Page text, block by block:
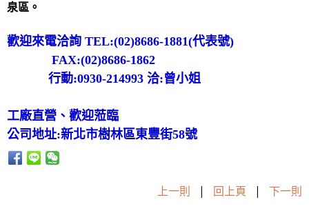
泉區。
歡迎來電洽詢 TEL:(02)8686-1881(代表號)
FAX:(02)8686-1862
行動:0930-214993 洽:曾小姐
工廠直營、歡迎蒞臨
公司地址:新北市樹林區東豐街58號
上一則 | 回上頁 | 下一則